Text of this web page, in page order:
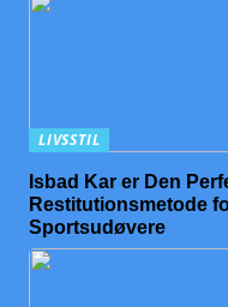
LIVSSTIL
Isbad Kar er Den
Restitutionsmetode
Sportsudøvere